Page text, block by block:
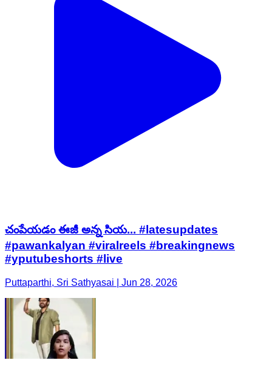
చంపేయడం ఈజీ అన్న సియ... #latesupdates
#pawankalyan #viralreels #breakingnews
#yputubeshorts #live
Puttaparthi, Sri Sathyasai | Jun 28, 2026